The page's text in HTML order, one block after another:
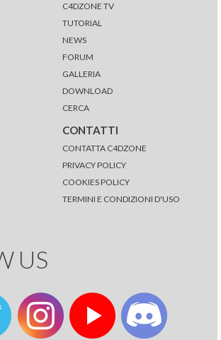
C4DZONE TV
TUTORIAL
NEWS
FORUM
GALLERIA
DOWNLOAD
CERCA
CONTATTI
CONTATTA C4DZONE
PRIVACY POLICY
COOKIES POLICY
TERMINI E CONDIZIONI D'USO
US